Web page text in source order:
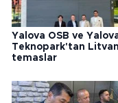
Yalova OSB ve
Teknopark'tan
temaslar